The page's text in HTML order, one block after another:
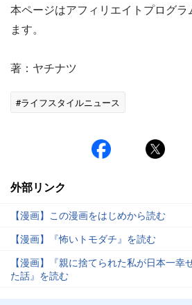
本ページはアフィリエイトプログ
ます。
著：ヤチナツ
#ライフスタイルニュース
外部リンク
【漫画】この漫画をはじめから読む
【漫画】『怖いトモダチ』を読む
【漫画】『親に捨てられた私が日本一幸
た話』を読む